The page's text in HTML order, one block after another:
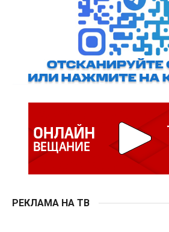
РЕКЛАМА НА ТВ